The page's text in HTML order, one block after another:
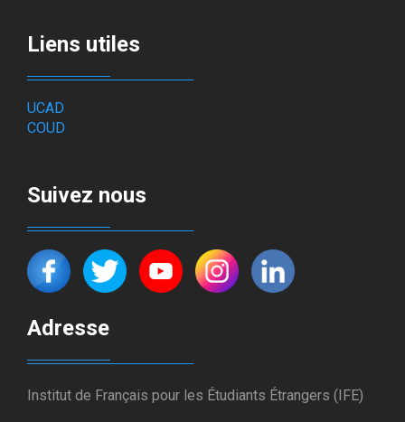
Liens utiles
UCAD
COUD
Suivez nous
Adresse
Institut de Français pour les Étudiants Étrangers (IFE)